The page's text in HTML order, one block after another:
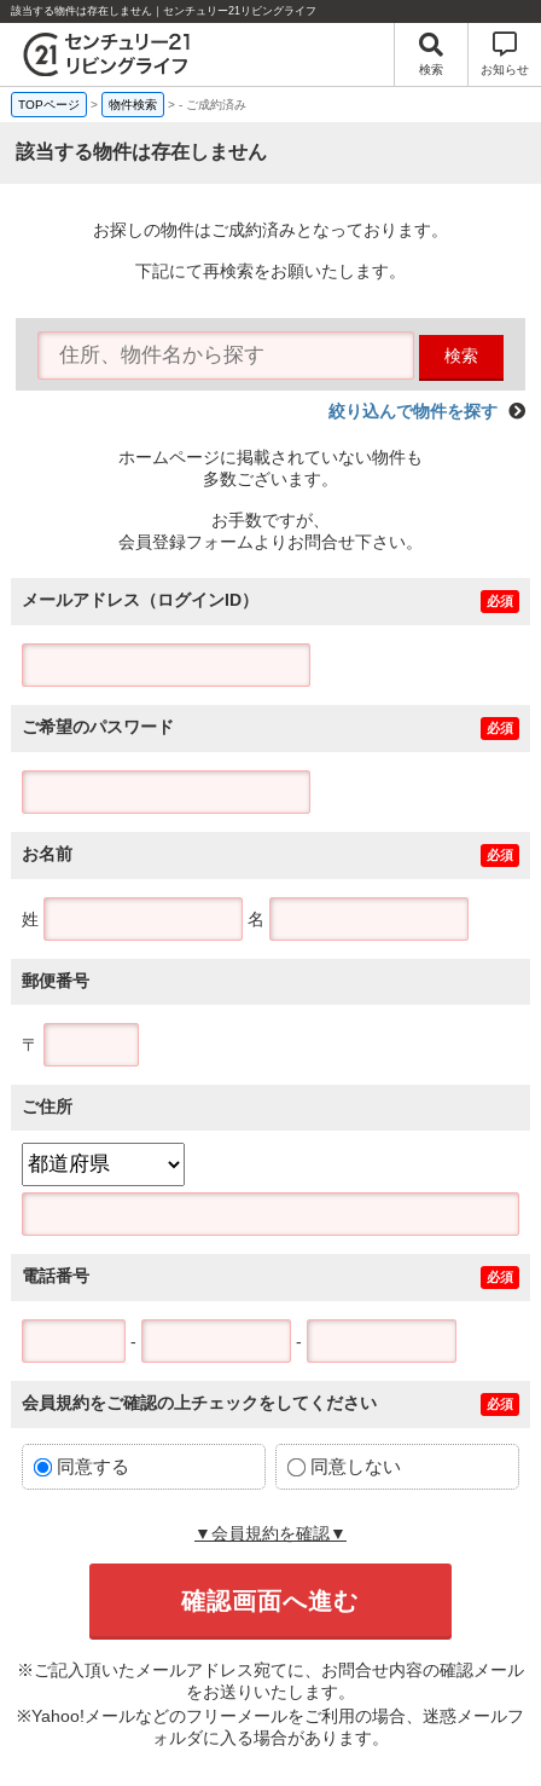
該当する物件は存在しません｜センチュリー21リビングライフ
検索 お知らせ
TOPページ > 物件検索 >- ご成約済み
該当する物件は存在しません
お探しの物件はご成約済みとなっております。
下記にて再検索をお願いたします。
検索
絞り込んで物件を探す
ホームページに掲載されていない物件も
多数ございます。
お手数ですが、
会員登録フォームよりお問合せ下さい。
メールアドレス（ログインID） 必須
ご希望のパスワード 必須
お名前 必須
姓 名
郵便番号
〒
ご住所
電話番号 必須
- -
会員規約をご確認の上チェックをしてください 必須
同意する 同意しない
▼会員規約を確認▼
※ご記入頂いたメールアドレス宛てに、お問合せ内容の確認メール
をお送りいたします。
※Yahoo!メールなどのフリーメールをご利用の場合、迷惑メールフ
ォルダに入る場合があります。